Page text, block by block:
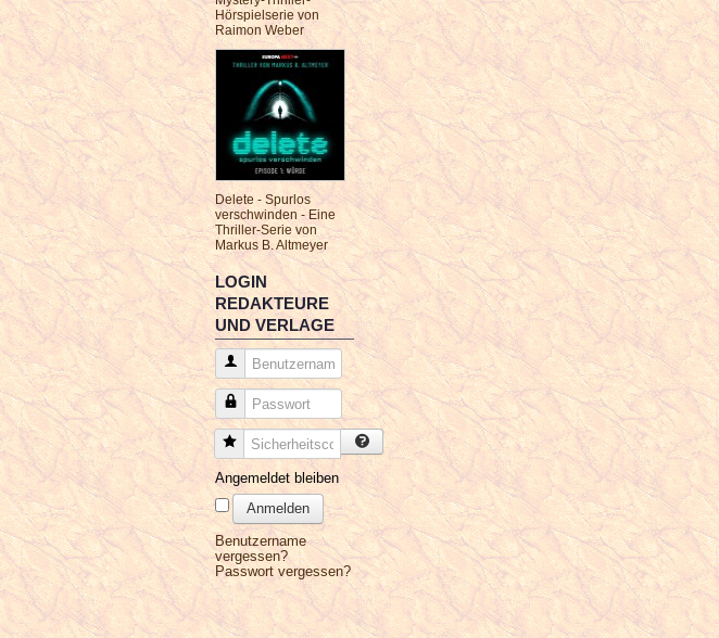
Hörspielserie von
Raimon Weber
Delete - Spurlos
verschwinden - Eine
Thriller-Serie von
Markus B. Altmeyer
LOGIN
REDAKTEURE
UND VERLAGE
Benutzername
Passwort
Sicherheitscode
Angemeldet bleiben
Anmelden
Benutzername
vergessen?
Passwort vergessen?